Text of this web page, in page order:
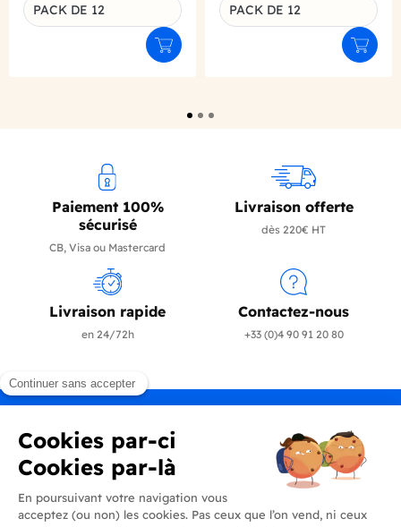
Déclinaison du produit
PACK DE 12
Ajouter au panier
Déclinaison du produit
PACK DE 12
Paiement 100%
sécurisé
CB, Visa ou Mastercard
Livraison offerte
dès 220€ HT
Livraison rapide
en 24/72h
Contactez-nous
+33 (0)4 90 91 20 80